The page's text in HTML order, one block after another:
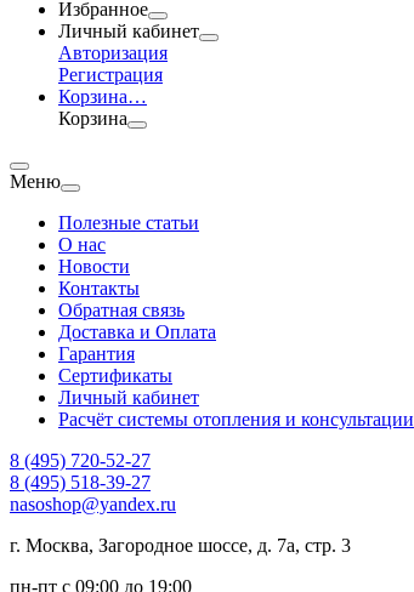
Избранное
Личный кабинет
Авторизация
Регистрация
Корзина…
Корзина
Меню
Полезные статьи
О нас
Новости
Контакты
Обратная связь
Доставка и Оплата
Гарантия
Сертификаты
Личный кабинет
Расчёт системы отопления и консультации
8 (495) 720-52-27
8 (495) 518-39-27
nasoshop@yandex.ru
г. Москва, Загородное шоссе, д. 7а, стр. 3
пн-пт с 09:00 до 19:00